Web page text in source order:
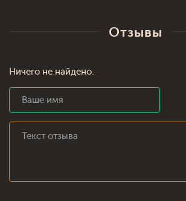
Отзывы
Ничего не найдено.